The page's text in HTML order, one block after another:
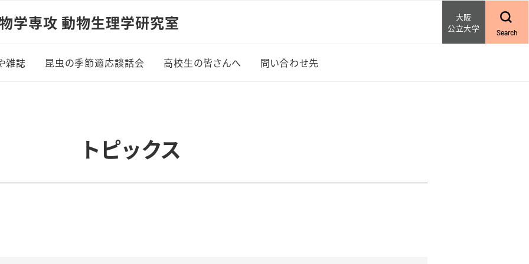
学専攻 動物生理学研究室
大阪
公立大学
Search
雑誌 昆虫の季節適応談話会 高校生の皆さんへ 問い合わせ先
トピックス